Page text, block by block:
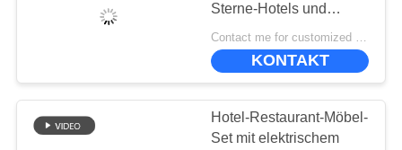
Sterne-Hotels und
Restaurants,
einschließlich
Ledersessel
Contact me for customized MOQ:10
KONTAKT
Hotel-Restaurant-Möbel-
Set mit elektrischem